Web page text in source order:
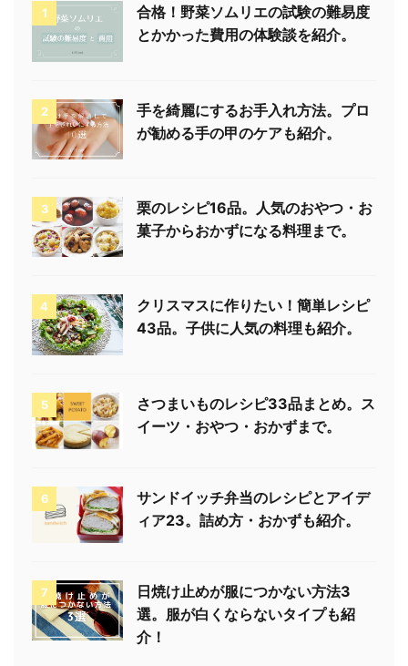
1
合格！野菜ソムリエの試験の難易度
とかかった費用の体験談を紹介。
2
手を綺麗にするお手入れ方法。プロ
が勧める手の甲のケアも紹介。
3
栗のレシピ16品。人気のおやつ・お
菓子からおかずになる料理まで。
4
クリスマスに作りたい！簡単レシピ
43品。子供に人気の料理も紹介。
5
さつまいものレシピ33品まとめ。ス
イーツ・おやつ・おかずまで。
6
サンドイッチ弁当のレシピとアイデ
ィア23。詰め方・おかずも紹介。
7
日焼け止めが服につかない方法3
選。服が白くならないタイプも紹
介！